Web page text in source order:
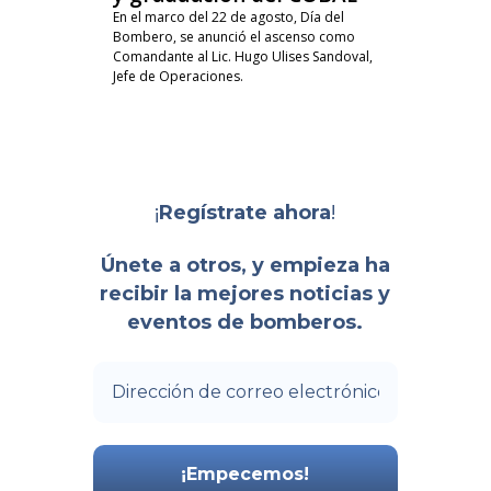
En el marco del 22 de agosto, Día del
Bombero, se anunció el ascenso como
Comandante al Lic. Hugo Ulises Sandoval,
Jefe de Operaciones.
¡Regístrate ahora!
Únete a otros, y empieza ha
recibir la mejores noticias y
eventos de bomberos.